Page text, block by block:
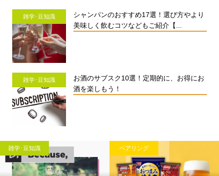
雑学･豆知識
シャンパンのおすすめ17選！選び方やより
美味しく飲むコツなどもご紹介【...
雑学･豆知識
お酒のサブスク10選！定期的に、お得にお
酒を楽しもう！
雑学･豆知識 ペアリング